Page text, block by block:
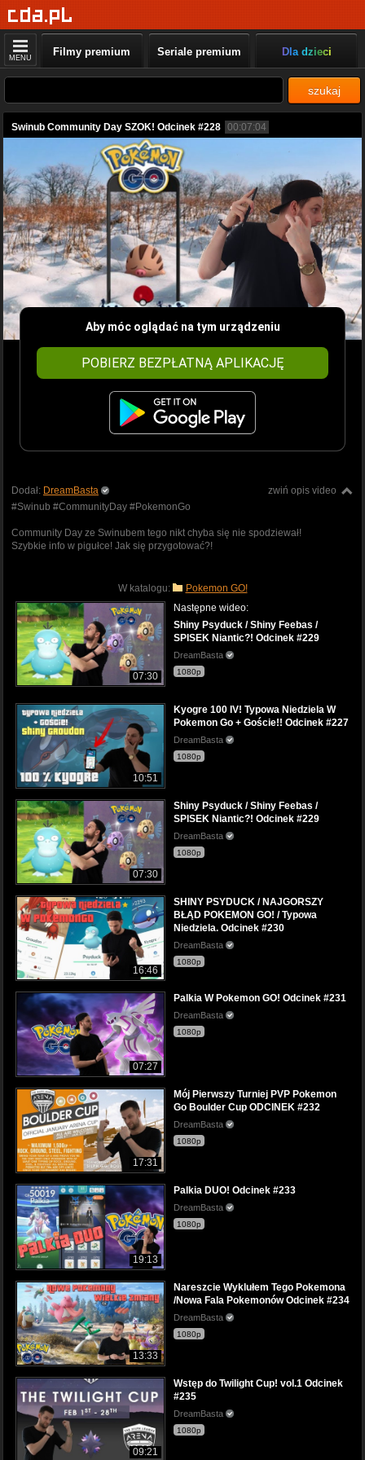
MENU Filmy premium Seriale premium Dla dzieci
szukaj
Swinub Community Day SZOK! Odcinek #228 00:07:04
Aby móc oglądać na tym urządzeniu
POBIERZ BEZPŁATNĄ APLIKACJĘ
zwiń opis video
Dodał: DreamBasta
#Swinub #CommunityDay #PokemonGo
Community Day ze Swinubem tego nikt chyba się nie spodziewał!
Szybkie info w pigułce! Jak się przygotować?!
W katalogu: Pokemon GO!
07:30
Następne wideo:
Shiny Psyduck / Shiny Feebas /
SPISEK Niantic?! Odcinek #229
DreamBasta
1080p
10:51
Kyogre 100 IV! Typowa Niedziela W
Pokemon Go + Goście!! Odcinek #227
DreamBasta
1080p
07:30
Shiny Psyduck / Shiny Feebas /
SPISEK Niantic?! Odcinek #229
DreamBasta
1080p
16:46
SHINY PSYDUCK / NAJGORSZY
BŁĄD POKEMON GO! / Typowa
Niedziela. Odcinek #230
DreamBasta
1080p
07:27
Palkia W Pokemon GO! Odcinek #231
DreamBasta
1080p
17:31
Mój Pierwszy Turniej PVP Pokemon
Go Boulder Cup ODCINEK #232
DreamBasta
1080p
19:13
Palkia DUO! Odcinek #233
DreamBasta
1080p
13:33
Nareszcie Wyklułem Tego Pokemona
/Nowa Fala Pokemonów Odcinek #234
DreamBasta
1080p
09:21
Wstęp do Twilight Cup! vol.1 Odcinek
#235
DreamBasta
1080p